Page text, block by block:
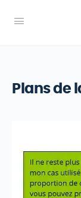
Plans de